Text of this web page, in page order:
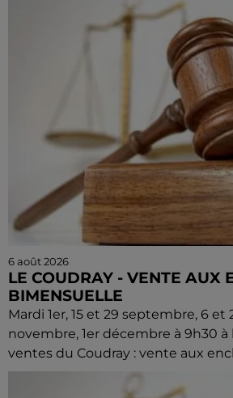
6 août 2026
LE COUDRAY - VENTE AUX
BIMENSUELLE
Mardi 1er, 15 et 29 septembre, 6 et
novembre, 1er décembre à 9h30 à
ventes du Coudray : vente aux